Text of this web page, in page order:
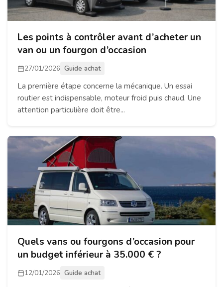
Les points à contrôler avant d’acheter un
van ou un fourgon d’occasion
27/01/2026 Guide achat
La première étape concerne la mécanique. Un essai
routier est indispensable, moteur froid puis chaud. Une
attention particulière doit être...
Quels vans ou fourgons d’occasion pour
un budget inférieur à 35.000 € ?
12/01/2026 Guide achat